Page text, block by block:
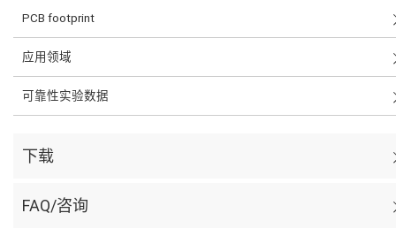
PCB footprint
应用领域
可靠性实验数据
下载
FAQ/咨询